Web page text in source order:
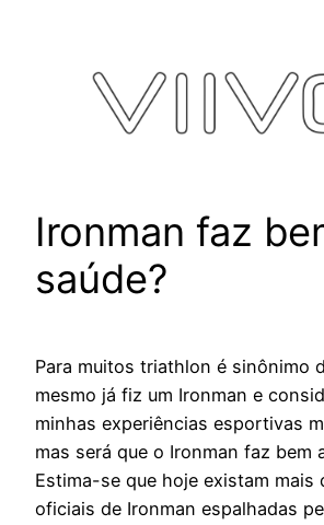
Ironman faz
saúde?
Para muitos triathlon é sinônimo
mesmo já fiz um Ironman e
minhas experiências esportivas
mas será que o Ironman faz bem
Estima-se que hoje existam mais
oficiais de Ironman espalhadas